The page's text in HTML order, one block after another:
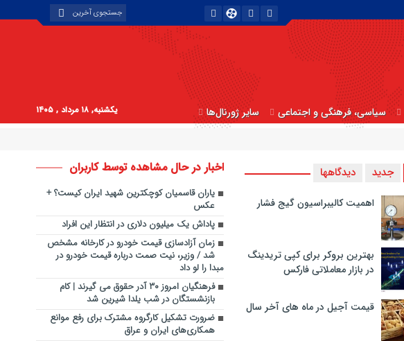
سیاسی، فرهنگی و اجتماعی سایر ژورنال‌ها یکشنبه, ۱۸ مرداد , ۱۴۰۵
جدید دیدگاهها
اهمیت کالیبراسیون گیج فشار
بهترین بروکر برای کپی‌ تریدینگ
در بازار معاملاتی فارکس
قیمت آجیل در ماه های آخر سال
اخبار در حال مشاهده توسط کاربران
یاران قاسمیان کوچکترین شهید ایران کیست؟ +
عکس
پاداش یک میلیون دلاری در انتظار این افراد
زمان آزادسازی قیمت خودرو در کارخانه مشخص
شد / وزیر، نیت صمت درباره قیمت خودرو در
مبدا را لو داد
فرهنگیان امروز ۳۰ آدر حقوق می گیرند | کام
بازنشستگان در شب یلدا شیرین شد
ضرورت تشکیل کارگروه مشترک برای رفع موانع
همکاری‌های ایران و عراق